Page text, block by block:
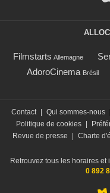
Filmstarts Allemagne
AdoroCinema Brésil
Contact Qui sommes-nous
Politique de cookies
Revue de presse
Charte
Retrouvez tous les horaires
0 892